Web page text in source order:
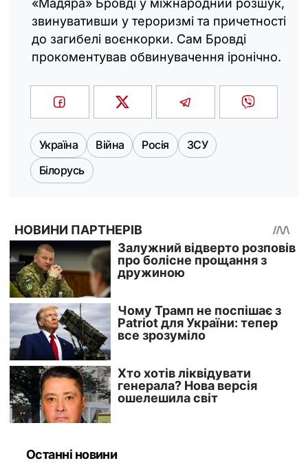
«Мадяра» Бровді у міжнародний розшук,
звинувативши у тероризмі та причетності
до загибелі воєнкорки. Сам Бровді
прокоментував обвинувачення іронічно.
Україна Війна Росія
ЗСУ
Білорусь
Останні новини